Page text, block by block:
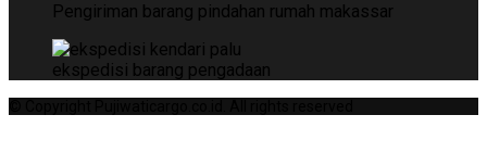
Pengiriman barang pindahan rumah makassar
ekspedisi barang pengadaan